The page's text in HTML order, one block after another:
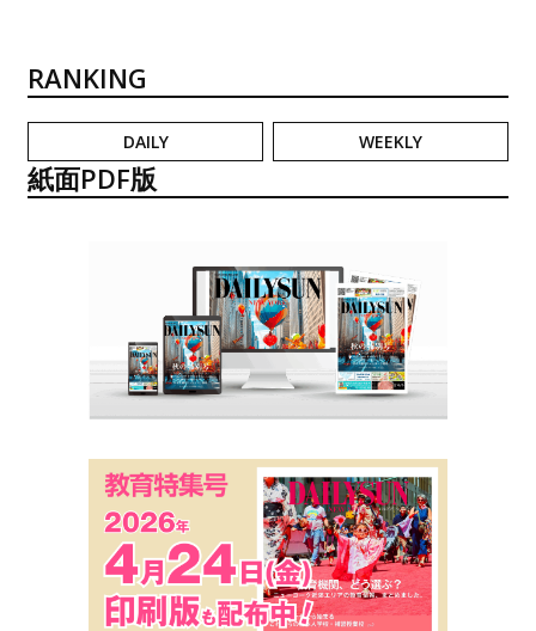
RANKING
DAILY WEEKLY
紙面PDF版